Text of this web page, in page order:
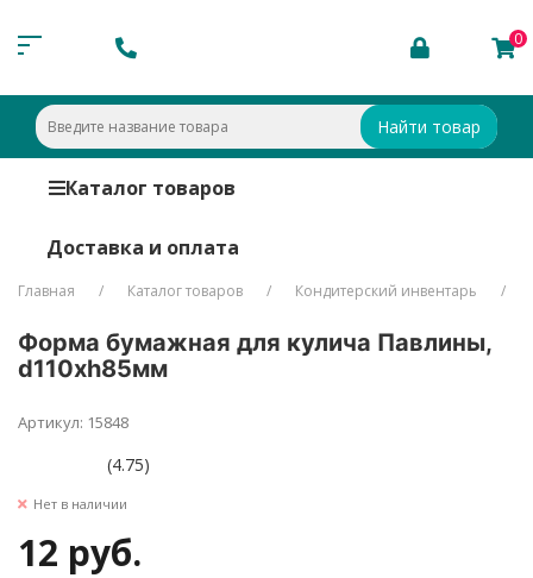
0
Найти товар
Каталог товаров
Доставка и оплата
Главная Каталог товаров Кондитерский инвентарь
Форма бумажная для кулича Павлины,
d110xh85мм
Артикул: 15848
(4.75)
Нет в наличии
12 руб.